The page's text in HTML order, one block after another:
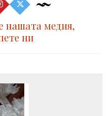
нашата медия,
ни